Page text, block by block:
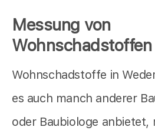
Messung von
Wohnschadstoffe in
es auch manch anderer
oder Baubiologe anbietet,